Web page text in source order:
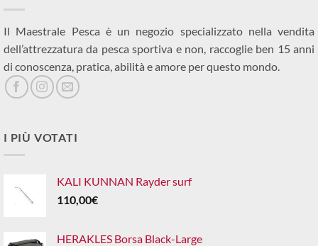
Il Maestrale Pesca è un negozio specializzato nella vendita
dell’attrezzatura da pesca sportiva e non, raccoglie ben 15 anni
di conoscenza, pratica, abilità e amore per questo mondo.
I PIÙ VOTATI
KALI KUNNAN Rayder surf
110,00€
HERAKLES Borsa Black-Large